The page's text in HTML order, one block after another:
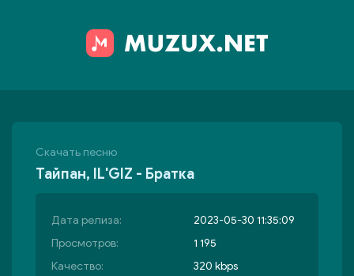
Скачать песню
Тайпан, IL'GIZ - Братка
Дата релиза:
2023-05-30 11:35:09
Просмотров:
1 195
Качество:
320 kbps